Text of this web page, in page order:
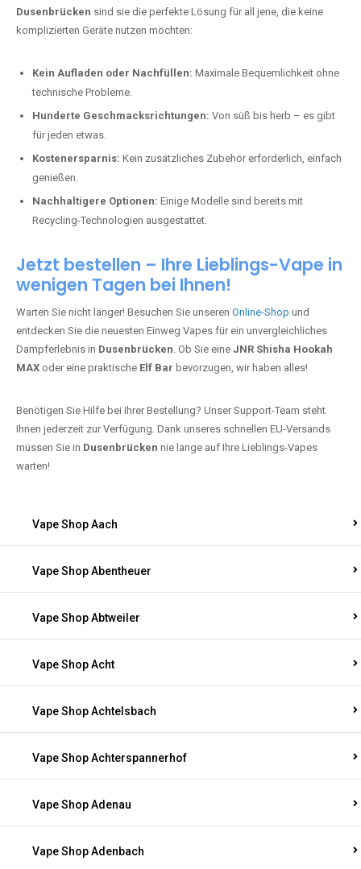
Dusenbrücken sind sie die perfekte Lösung für all jene, die keine
komplizierten Geräte nutzen möchten:
Kein Aufladen oder Nachfüllen: Maximale Bequemlichkeit ohne
technische Probleme.
Hunderte Geschmacksrichtungen: Von süß bis herb – es gibt
für jeden etwas.
Kostenersparnis: Kein zusätzliches Zubehör erforderlich, einfach
genießen.
Nachhaltigere Optionen: Einige Modelle sind bereits mit
Recycling-Technologien ausgestattet.
Jetzt bestellen – Ihre Lieblings-Vape in
wenigen Tagen bei Ihnen!
Warten Sie nicht länger! Besuchen Sie unseren Online-Shop und
entdecken Sie die neuesten Einweg Vapes für ein unvergleichliches
Dampferlebnis in Dusenbrücken. Ob Sie eine JNR Shisha Hookah
MAX oder eine praktische Elf Bar bevorzugen, wir haben alles!
Benötigen Sie Hilfe bei Ihrer Bestellung? Unser Support-Team steht
Ihnen jederzeit zur Verfügung. Dank unseres schnellen EU-Versands
müssen Sie in Dusenbrücken nie lange auf Ihre Lieblings-Vapes
warten!
Vape Shop Aach
Vape Shop Abentheuer
Vape Shop Abtweiler
Vape Shop Acht
Vape Shop Achtelsbach
Vape Shop Achterspannerhof
Vape Shop Adenau
Vape Shop Adenbach